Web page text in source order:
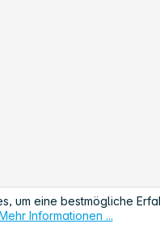
um eine bestmögliche
Informationen ...